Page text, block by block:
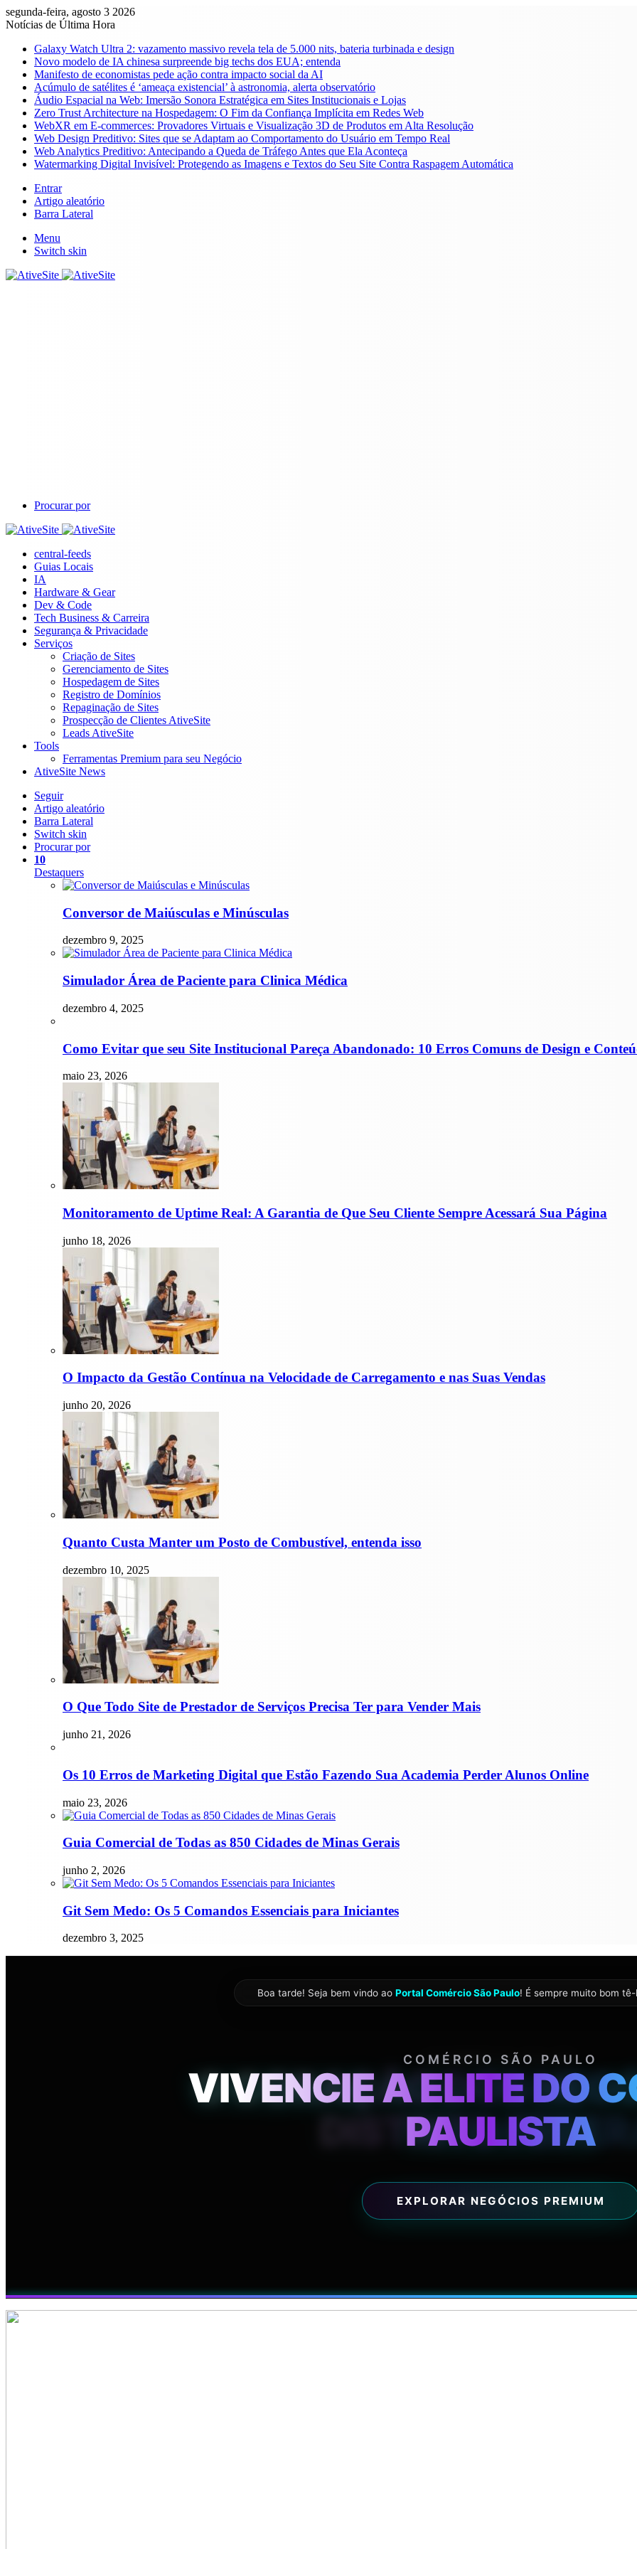
segunda-feira, agosto 3 2026
Notícias de Última Hora
Galaxy Watch Ultra 2: vazamento massivo revela tela de 5.000 nits, bateria turbinada e design
Novo modelo de IA chinesa surpreende big techs dos EUA; entenda
Manifesto de economistas pede ação contra impacto social da AI
Acúmulo de satélites é ‘ameaça existencial’ à astronomia, alerta observatório
Áudio Espacial na Web: Imersão Sonora Estratégica em Sites Institucionais e Lojas
Zero Trust Architecture na Hospedagem: O Fim da Confiança Implícita em Redes Web
WebXR em E-commerces: Provadores Virtuais e Visualização 3D de Produtos em Alta Resolução
Web Design Preditivo: Sites que se Adaptam ao Comportamento do Usuário em Tempo Real
Web Analytics Preditivo: Antecipando a Queda de Tráfego Antes que Ela Aconteça
Watermarking Digital Invisível: Protegendo as Imagens e Textos do Seu Site Contra Raspagem Automática
Entrar
Artigo aleatório
Barra Lateral
Menu
Switch skin
Procurar por
central-feeds
Guias Locais
IA
Hardware & Gear
Dev & Code
Tech Business & Carreira
Segurança & Privacidade
Serviços
Criação de Sites
Gerenciamento de Sites
Hospedagem de Sites
Registro de Domínios
Repaginação de Sites
Prospecção de Clientes AtiveSite
Leads AtiveSite
Tools
Ferramentas Premium para seu Negócio
AtiveSite News
Seguir
Artigo aleatório
Barra Lateral
Switch skin
Procurar por
10
Destaquers
Conversor de Maiúsculas e Minúsculas
dezembro 9, 2025
Simulador Área de Paciente para Clinica Médica
dezembro 4, 2025
Como Evitar que seu Site Institucional Pareça Abandonado: 10 Erros Comuns de Design e
maio 23, 2026
Monitoramento de Uptime Real: A Garantia de Que Seu Cliente Sempre Acessará Sua Página
junho 18, 2026
O Impacto da Gestão Contínua na Velocidade de Carregamento e nas Suas Vendas
junho 20, 2026
Quanto Custa Manter um Posto de Combustível, entenda isso
dezembro 10, 2025
O Que Todo Site de Prestador de Serviços Precisa Ter para Vender Mais
junho 21, 2026
Os 10 Erros de Marketing Digital que Estão Fazendo Sua Academia Perder Alunos Online
maio 23, 2026
Guia Comercial de Todas as 850 Cidades de Minas Gerais
junho 2, 2026
Git Sem Medo: Os 5 Comandos Essenciais para Iniciantes
dezembro 3, 2025
06 AGO 2026
Boa tarde! Seja bem vindo ao Portal Comércio São Paulo! É sempre muito bom
COMÉRCIO SÃO PAULO
VIVENCIE A ELITE DO
PAULISTA
EXPLORAR NEGÓCIOS PREMIUM
COMÉRCIO DO DF
O CORAÇÃO DOS
DISTRITO
VER EMPRESAS LOCAIS